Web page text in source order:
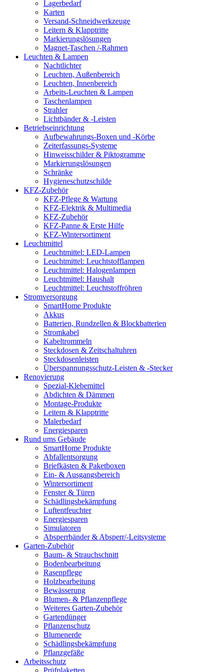
Lagerbedarf
Karten
Versand-Schneidwerkzeuge
Leitern & Klapptritte
Markierungslösungen
Magnet-Taschen /-Rahmen
Leuchten & Lampen
Nachtlichter
Leuchten, Außenbereich
Leuchten, Innenbereich
Arbeits-Leuchten & Lampen
Taschenlampen
Strahler
Lichtbänder & -Leisten
Betriebseinrichtung
Aufbewahrungs-Boxen und -Körbe
Zeiterfassungs-Systeme
Hinweisschilder & Piktogramme
Markierungslösungen
Schränke
Hygieneschutzschilde
KFZ-Zubehör
KFZ-Pflege & Wartung
KFZ-Elektrik & Multimedia
KFZ-Zubehör
KFZ-Panne & Erste Hilfe
KFZ-Wintersortiment
Leuchtmittel
Leuchtmittel: LED-Lampen
Leuchtmittel: Leuchtstofflampen
Leuchtmittel: Halogenlampen
Leuchtmittel: Haushalt
Leuchtmittel: Leuchtstoffröhren
Stromversorgung
SmartHome Produkte
Akkus
Batterien, Rundzellen & Blockbatterien
Stromkabel
Kabeltrommeln
Steckdosen & Zeitschaltuhren
Steckdosenleisten
Überspannungsschutz-Leisten & -Stecker
Renovierung
Spezial-Klebemittel
Abdichten & Dämmen
Montage-Produkte
Leitern & Klapptritte
Malerbedarf
Energiesparen
Rund ums Gebäude
SmartHome Produkte
Abfallentsorgung
Briefkästen & Paketboxen
Ein- & Ausgangsbereich
Wintersortiment
Fenster & Türen
Schädlingsbekämpfung
Luftentfeuchter
Energiesparen
Simulatoren
Absperrbänder & Absperr/-Leitsysteme
Garten-Zubehör
Baum- & Strauchschnitt
Bodenbearbeitung
Rasenpflege
Holzbearbeitung
Bewässerung
Blumen- & Pflanzenpflege
Weiteres Garten-Zubehör
Gartendünger
Pflanzenschutz
Blumenerde
Schädlingsbekämpfung
Pflanzgefäße
Arbeitsschutz
Prüfplaketten